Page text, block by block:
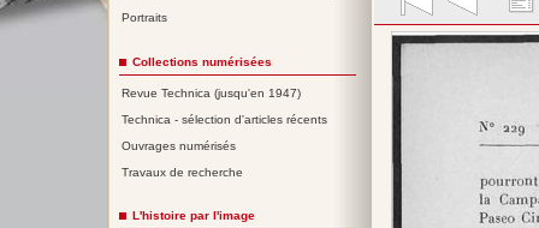
Portraits
Collections numérisées
Revue Technica (jusqu'en 1947)
Technica - sélection d'articles récents
Ouvrages numérisés
Travaux de recherche
L'histoire par l'image